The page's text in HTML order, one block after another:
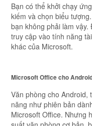
Bạn có thể khởi chạy
kiếm và chọn biểu
bạn không phải làm
truy cập vào tính năng
khác của Microsoft.
Microsoft Office cho
Văn phòng cho Android,
năng như phiên bản
Microsoft Office. Nhưng